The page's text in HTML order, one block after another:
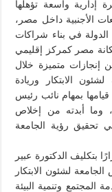
إدارية واسعة تؤهلها
الأجنبية داخل مصر،
في بناء شراكات
مصر كمركز إقليمي
إنجازات متميزة خلال
الابتكار وريادة
بمهام نائب رئيس
وما أبدته من إخلاص
تحقيق رؤية الجامعة
بتكليف الدكتورة عبير
لشئون الابتكار
وتنمية البيئة